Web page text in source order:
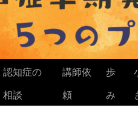
認知症の
相談
講師依
頼
歩
み